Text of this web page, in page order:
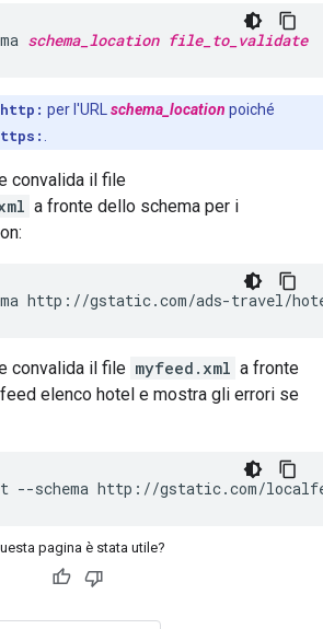
schema_location file_to_validate
http: per l'URL schema_location poiché
convalida il file
a fronte dello schema per i
http://gstatic.com/ads-travel/
convalida il file myfeed.xml a fronte
elenco hotel e mostra gli errori se
--schema http://gstatic.com/
pagina è stata utile?